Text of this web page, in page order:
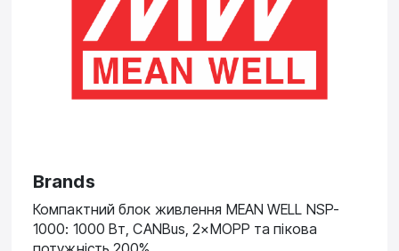
Brands
Компактний блок живлення MEAN WELL NSP-
1000: 1000 Вт, CANBus, 2×MOPP та пікова